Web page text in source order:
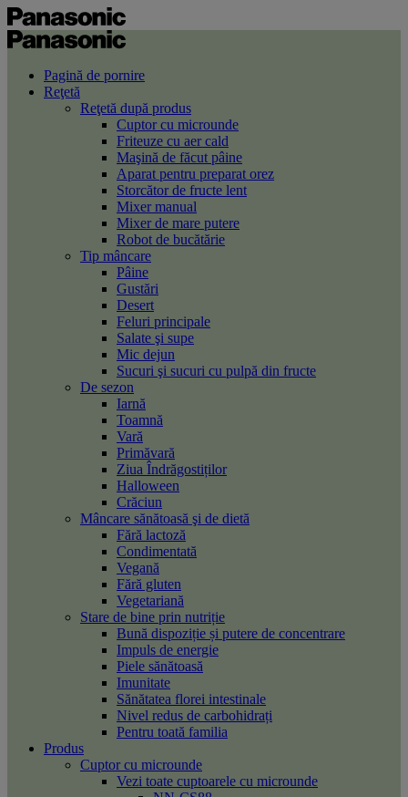
Pagină de pornire
Reţetă
Reţetă după produs
Cuptor cu microunde
Friteuze cu aer cald
Maşină de făcut pâine
Aparat pentru preparat orez
Storcător de fructe lent
Mixer manual
Mixer de mare putere
Robot de bucătărie
Tip mâncare
Pâine
Gustări
Desert
Feluri principale
Salate şi supe
Mic dejun
Sucuri şi sucuri cu pulpă din fructe
De sezon
Iarnă
Toamnă
Vară
Primăvară
Ziua Îndrăgostiților
Halloween
Crăciun
Mâncare sănătoasă şi de dietă
Fără lactoză
Condimentată
Vegană
Fără gluten
Vegetariană
Stare de bine prin nutriție
Bună dispoziție și putere de concentrare
Impuls de energie
Piele sănătoasă
Imunitate
Sănătatea florei intestinale
Nivel redus de carbohidrați
Pentru toată familia
Produs
Cuptor cu microunde
Vezi toate cuptoarele cu microunde